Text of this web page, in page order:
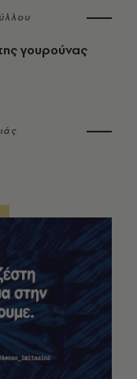
γουρούνας